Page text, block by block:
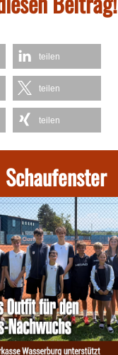
teilen
teilen
teilen
Schaufenster